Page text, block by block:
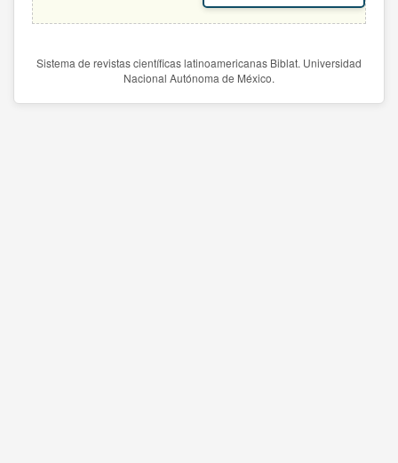
Sistema de revistas científicas latinoamericanas Biblat. Universidad
Nacional Autónoma de México.